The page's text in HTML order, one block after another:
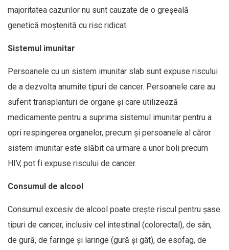
majoritatea cazurilor nu sunt cauzate de o greșeală
genetică moștenită cu risc ridicat
Sistemul imunitar
Persoanele cu un sistem imunitar slab sunt expuse riscului
de a dezvolta anumite tipuri de cancer. Persoanele care au
suferit transplanturi de organe și care utilizează
medicamente pentru a suprima sistemul imunitar pentru a
opri respingerea organelor, precum și persoanele al căror
sistem imunitar este slăbit ca urmare a unor boli precum
HIV, pot fi expuse riscului de cancer.
Consumul de alcool
Consumul excesiv de alcool poate crește riscul pentru șase
tipuri de cancer, inclusiv cel intestinal (colorectal), de sân,
de gură, de faringe și laringe (gură și gât), de esofag, de